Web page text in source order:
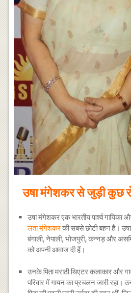
उषा मंगेशकर से जुड़ी कुछ
उषा मंगेशकर एक भारतीय पार्श्व गायिका
लता मंगेशकरकी सबसे छोटी बहन हैं। उषा
बंगाली, नेपाली, भोजपुरी, कन्नड़ और
को अपनी आवाज दी हैं।
उनके पिता मराठी थिएटर कलाकार और
परिवार में गायन का प्रचलन जारी रहा।